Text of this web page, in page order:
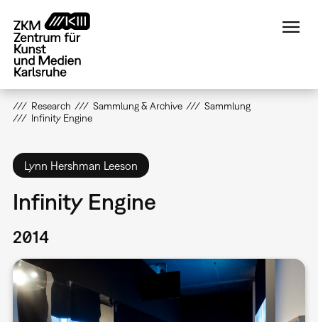
zum
Inhalt
Research Sammlung & Archive
Sammlung
Infinity Engine
Lynn Hershman Leeson
Infinity Engine
2014